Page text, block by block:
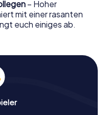
– Hoher
mit einer rasanten
euch einiges ab.